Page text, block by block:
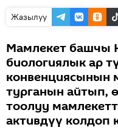
Жазылуу
Мамлекет башчы
биологиялык ар
конвенциясынын
турганын айтып,
тоолуу
активдүү колдоп